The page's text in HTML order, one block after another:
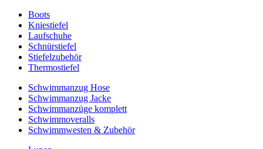
Boots
Kniestiefel
Laufschuhe
Schnürstiefel
Stiefelzubehör
Thermostiefel
Schwimmanzug Hose
Schwimmanzug Jacke
Schwimmanzüge komplett
Schwimmoveralls
Schwimmwesten & Zubehör